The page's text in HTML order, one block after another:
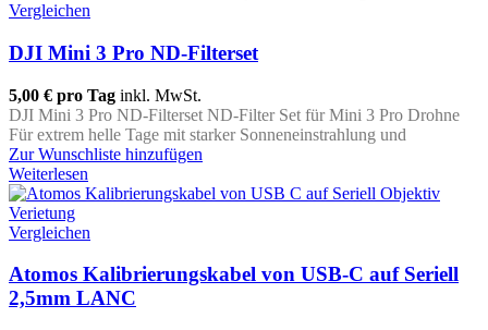
Vergleichen
DJI Mini 3 Pro ND-Filterset
5,00 € pro Tag inkl. MwSt.
DJI Mini 3 Pro ND-Filterset ND-Filter Set für Mini 3 Pro Drohne
Für extrem helle Tage mit starker Sonneneinstrahlung und
Zur Wunschliste hinzufügen
Weiterlesen
Vergleichen
Atomos Kalibrierungskabel von USB-C auf Seriell
2,5mm LANC